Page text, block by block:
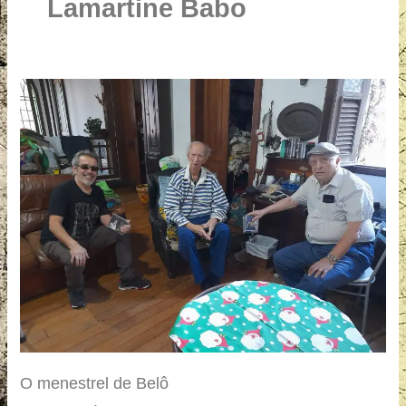
e
Lamartine Babo
O menestrel de Belô
O
menestrel
de
Belô